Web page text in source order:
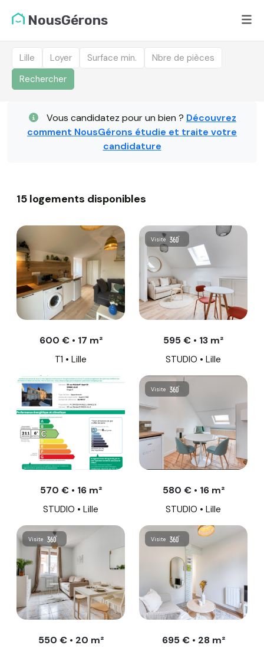
NousGérons
Lille Loyer Surface min.
Nbre de pièces
Rechercher
Liste des logements
Vous candidatez pour un bien ? Découvrez
comment NousGérons étudie et traite votre
candidature
15 logements disponibles
600 € • 17 m²
T1 • Lille
Visite
595 € • 13 m²
STUDIO • Lille
570 € • 16 m²
STUDIO • Lille
Visite
580 € • 16 m²
STUDIO • Lille
Visite
550 € • 20 m²
Visite
695 € • 28 m²